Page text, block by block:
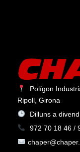
Polígon
Ripoll, Girona
Dilluns a
972 70 18 46 /